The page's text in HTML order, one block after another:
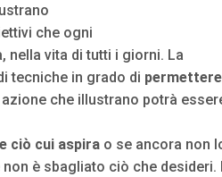
che ogni
nella vita di tutti i giorni. La
tecniche in grado di
che illustrano potrà
ciò cui aspira o se ancora non
è sbagliato ciò che desideri.